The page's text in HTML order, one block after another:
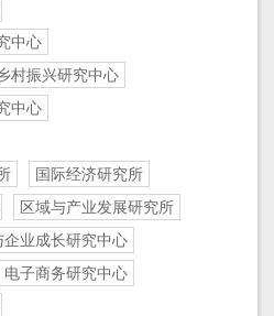
中心
村振兴研究中心
中心
国际经济研究所
区域与产业发展研究所
企业成长研究中心
电子商务研究中心